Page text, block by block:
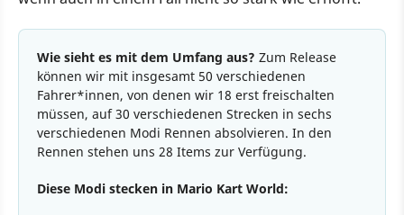
Wie sieht es mit dem Umfang aus? Zum Release
können wir mit insgesamt 50 verschiedenen
Fahrer*innen, von denen wir 18 erst freischalten
müssen, auf 30 verschiedenen Strecken in sechs
verschiedenen Modi Rennen absolvieren. In den
Rennen stehen uns 28 Items zur Verfügung.
Diese Modi stecken in Mario Kart World: